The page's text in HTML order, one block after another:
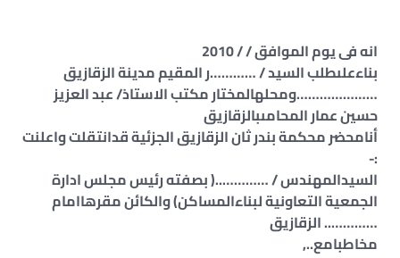
انه فى يوم الموافق / / 2010
بناءعلىطلب السيد / …………ر المقيم مدينة الزقازيق
…………………ومحلهالمختار مكتب الاستاذ/ عبد العزيز
حسين عمار المحامىبالزقازيق
أنامحضر محكمة بندر ثان الزقازيق الجزئية قدانتقلت واعلنت
:-
السيدالمهندس / …………..( بصفته رئيس مجلس ادارة
الجمعية التعاونية لبناءالمساكن) والكائن مقرهاامام
………….. الزقازيق
مخاطبامع..,